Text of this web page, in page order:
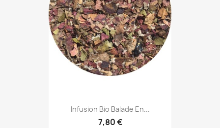
Infusion Bio Balade En...
7,80 €